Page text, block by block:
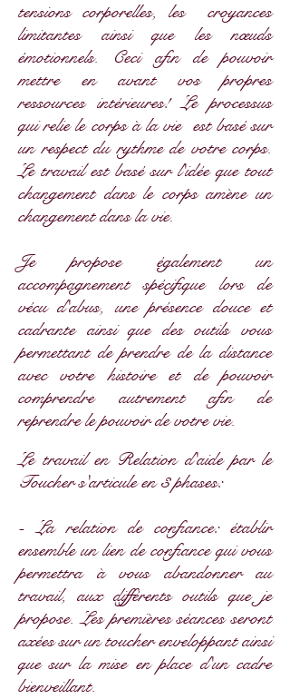
tensions corporelles, les croyances
limitantes ainsi que les nœuds
émotionnels. Ceci afin de pouvoir
mettre en avant vos propres
ressources intérieures! Le processus
qui relie le corps à la vie est basé sur
un respect du rythme de votre corps.
Le travail est basé sur l'idée que tout
changement dans le corps amène un
changement dans la vie.
Je propose également un
accompagnement spécifique lors de
vécu d'abus, une présence douce et
cadrante ainsi que des outils vous
permettant de prendre de la distance
avec votre histoire et de pouvoir
comprendre autrement afin de
reprendre le pouvoir de votre vie.
Le travail en Relation d'aide par le
Toucher s'articule en 3 phases:
- La relation de confiance: établir
ensemble un lien de confiance qui vous
permettra à vous abandonner au
travail, aux différents outils que je
propose. Les premières séances seront
axées sur un toucher enveloppant ainsi
que sur la mise en place d'un cadre
bienveillant.